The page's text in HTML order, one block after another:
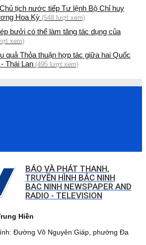
tịch nước tiếp Tư lệnh Bộ Chỉ huy
Hoa Kỳ (548 lượt xem)
bưởi có thể làm tăng tác dụng của
xem)
quả Thỏa thuận hợp tác giữa hai Quốc
Thái Lan (495 lượt xem)
BÁO VÀ PHÁT THANH,
TRUYỀN HÌNH BẮC NINH
BAC NINH NEWSPAPER AND
RADIO - TELEVISION
Hiền
Đường Võ Nguyên Giáp, phường Đa